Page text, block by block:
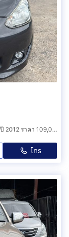
MITSUBISHI มิราจ ตัวท็อปเกียร์ออโต้ เครื่อง 1.2 เบนซินปี 2012 ราคา 109,000 บาท
โทร